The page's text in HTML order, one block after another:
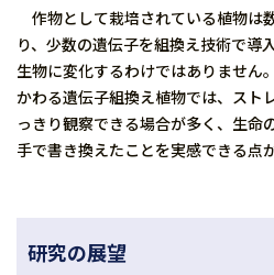
作物として栽培されている植物は
り、少数の遺伝子を組換え技術で導
生物に変化するわけではありません
かわる遺伝子組換え植物では、スト
っきり観察できる場合が多く、生命
手で書き換えたことを実感できる点
研究の展望